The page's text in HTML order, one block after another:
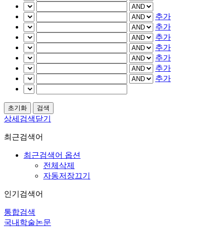
추가
추가
추가
추가
추가
추가
추가
상세검색닫기
최근검색어
최근검색어 옵션
전체삭제
자동저장끄기
인기검색어
통합검색
국내학술논문